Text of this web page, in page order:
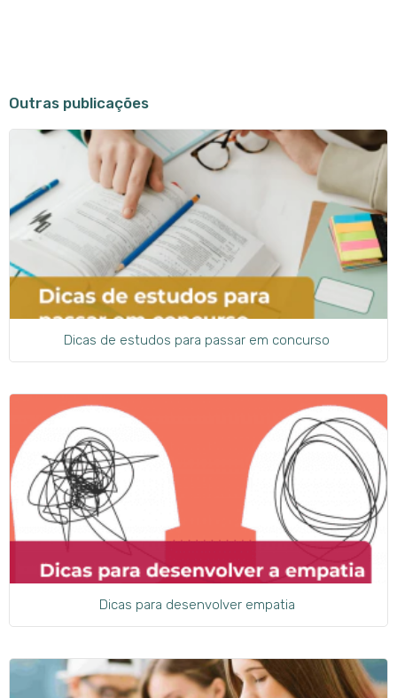
Outras publicações
Dicas de estudos para passar em concurso
Dicas para desenvolver empatia